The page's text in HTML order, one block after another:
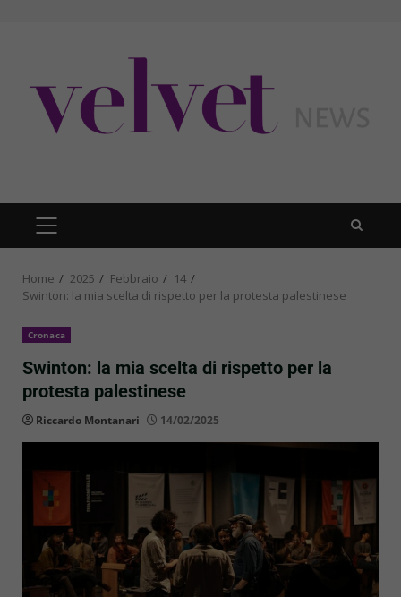
PRIMARY
MENU
Home 2025 Febbraio
14
Swinton: la mia scelta di rispetto per la protesta palestinese
Cronaca
Swinton: la mia scelta di rispetto per la
protesta palestinese
Riccardo Montanari 14/02/2025